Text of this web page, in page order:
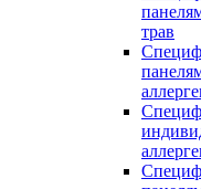
трав